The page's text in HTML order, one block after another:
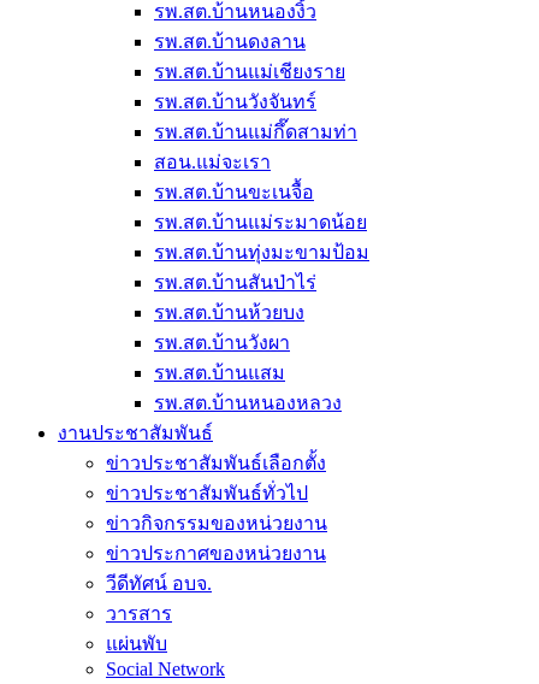
รพ.สต.บ้านหนองงิ้ว
รพ.สต.บ้านดงลาน
รพ.สต.บ้านแม่เชียงราย
รพ.สต.บ้านวังจันทร์
รพ.สต.บ้านแม่กึ๊ดสามท่า
สอน.แม่จะเรา
รพ.สต.บ้านขะเนจื้อ
รพ.สต.บ้านแม่ระมาดน้อย
รพ.สต.บ้านทุ่งมะขามป้อม
รพ.สต.บ้านสันป่าไร่
รพ.สต.บ้านห้วยบง
รพ.สต.บ้านวังผา
รพ.สต.บ้านแสม
รพ.สต.บ้านหนองหลวง
งานประชาสัมพันธ์
ข่าวประชาสัมพันธ์เลือกตั้ง
ข่าวประชาสัมพันธ์ทั่วไป
ข่าวกิจกรรมของหน่วยงาน
ข่าวประกาศของหน่วยงาน
วีดีทัศน์ อบจ.
วารสาร
แผ่นพับ
Social Network